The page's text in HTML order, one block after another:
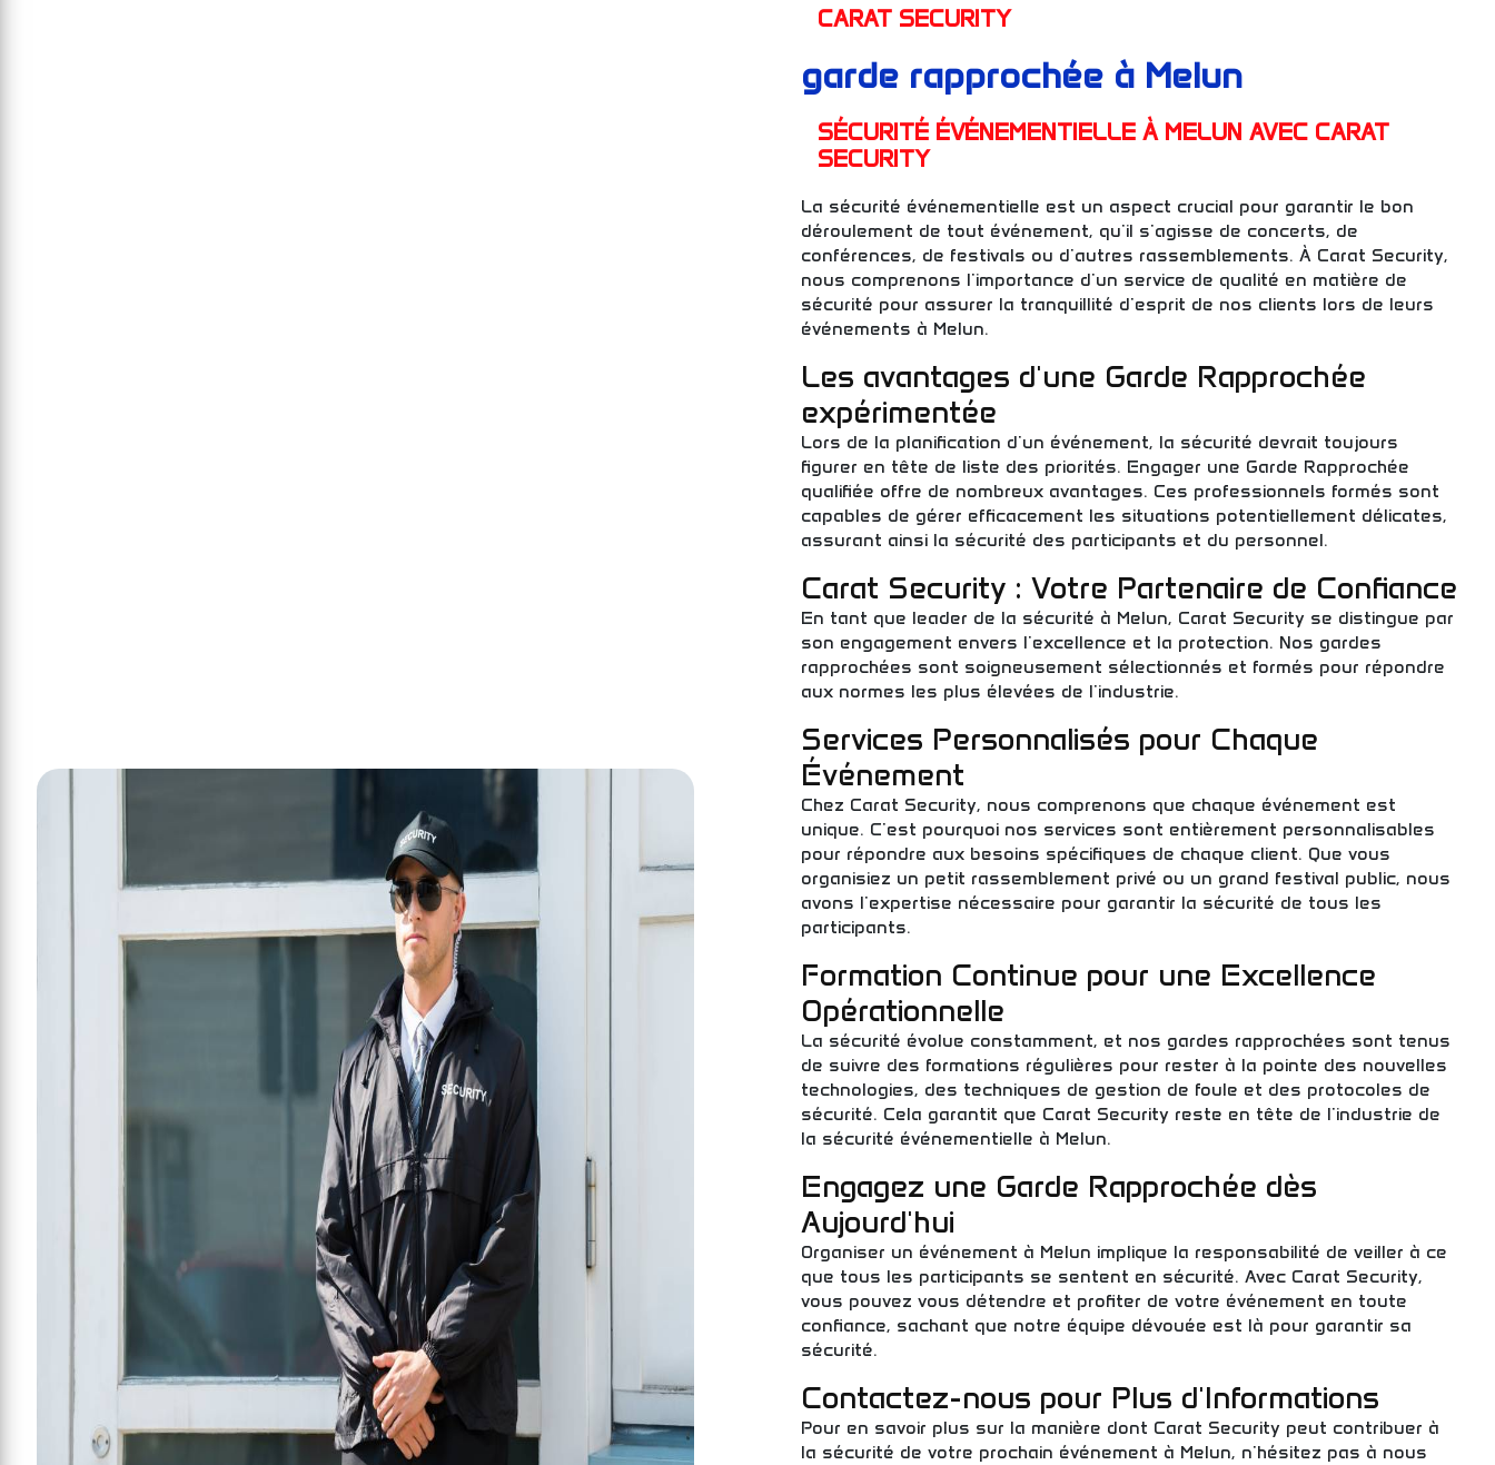
CARAT SECURITY
garde rapprochée à Melun
SÉCURITÉ ÉVÉNEMENTIELLE À MELUN AVEC CARAT
SECURITY
La sécurité événementielle est un aspect crucial pour garantir le bon
déroulement de tout événement, qu'il s'agisse de concerts, de
conférences, de festivals ou d'autres rassemblements. À Carat Security,
nous comprenons l'importance d'un service de qualité en matière de
sécurité pour assurer la tranquillité d'esprit de nos clients lors de leurs
événements à Melun.
Les avantages d'une Garde Rapprochée
expérimentée
Lors de la planification d'un événement, la sécurité devrait toujours
figurer en tête de liste des priorités. Engager une Garde Rapprochée
qualifiée offre de nombreux avantages. Ces professionnels formés sont
capables de gérer efficacement les situations potentiellement délicates,
assurant ainsi la sécurité des participants et du personnel.
Carat Security : Votre Partenaire de Confiance
En tant que leader de la sécurité à Melun, Carat Security se distingue par
son engagement envers l'excellence et la protection. Nos gardes
rapprochées sont soigneusement sélectionnés et formés pour répondre
aux normes les plus élevées de l'industrie.
Services Personnalisés pour Chaque
Événement
Chez Carat Security, nous comprenons que chaque événement est
unique. C'est pourquoi nos services sont entièrement personnalisables
pour répondre aux besoins spécifiques de chaque client. Que vous
organisiez un petit rassemblement privé ou un grand festival public, nous
avons l'expertise nécessaire pour garantir la sécurité de tous les
participants.
Formation Continue pour une Excellence
Opérationnelle
La sécurité évolue constamment, et nos gardes rapprochées sont tenus
de suivre des formations régulières pour rester à la pointe des nouvelles
technologies, des techniques de gestion de foule et des protocoles de
sécurité. Cela garantit que Carat Security reste en tête de l'industrie de
la sécurité événementielle à Melun.
Engagez une Garde Rapprochée dès
Aujourd'hui
Organiser un événement à Melun implique la responsabilité de veiller à ce
que tous les participants se sentent en sécurité. Avec Carat Security,
vous pouvez vous détendre et profiter de votre événement en toute
confiance, sachant que notre équipe dévouée est là pour garantir sa
sécurité.
Contactez-nous pour Plus d'Informations
Pour en savoir plus sur la manière dont Carat Security peut contribuer à
la sécurité de votre prochain événement à Melun, n'hésitez pas à nous